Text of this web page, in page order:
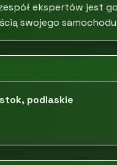
ekspertów jest
swojego
podlaskie